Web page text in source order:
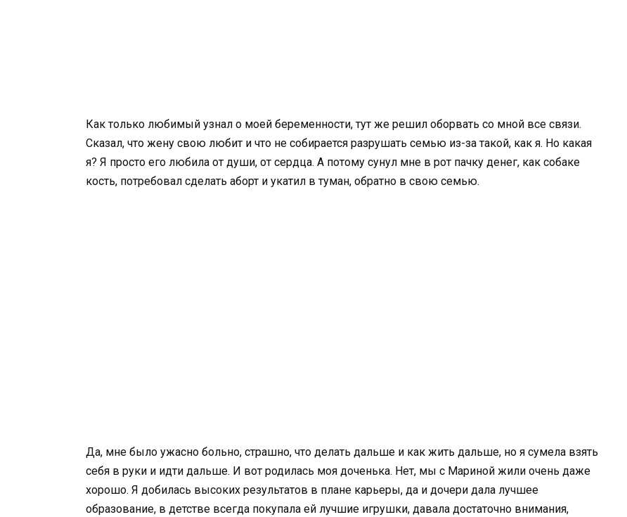
Как только любимый узнал о моей беременности, тут же решил оборвать со мной все связи.
Сказал, что жену свою любит и что не собирается разрушать семью из-за такой, как я. Но какая
я? Я просто его любила от души, от сердца. А потому сунул мне в рот пачку денег, как собаке
кость, потребовал сделать аборт и укатил в туман, обратно в свою семью.
Да, мне было ужасно больно, страшно, что делать дальше и как жить дальше, но я сумела взять
себя в руки и идти дальше. И вот родилась моя доченька. Нет, мы с Мариной жили очень даже
хорошо. Я добилась высоких результатов в плане карьеры, да и дочери дала лучшее
образование, в детстве всегда покупала ей лучшие игрушки, давала достаточно внимания,